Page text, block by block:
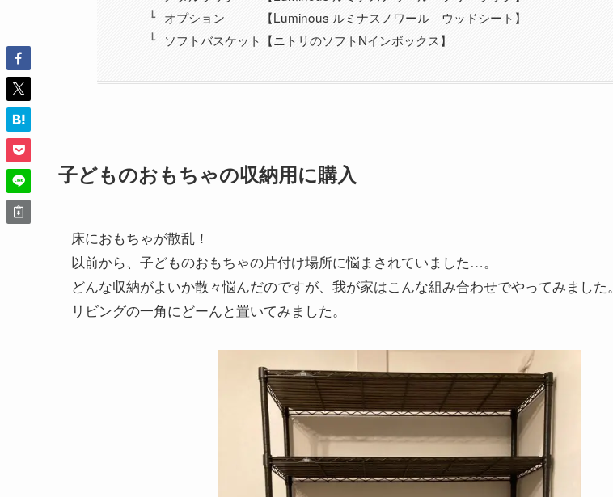
オプション 【Luminous ルミナスノワール ウッドシート】
ソフトバスケット【ニトリのソフトNインボックス】
子どものおもちゃの収納用に購入
床におもちゃが散乱！
以前から、子どものおもちゃの片付け場所に悩まされていました…。
どんな収納がよいか散々悩んだのですが、我が家はこんな組み合わせでやってみました。
リビングの一角にどーんと置いてみました。